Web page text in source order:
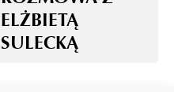
ELŻBIETĄ
SULECKĄ